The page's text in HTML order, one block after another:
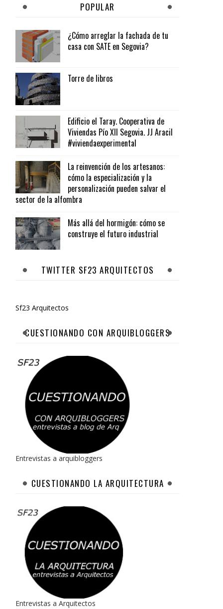
POPULAR
¿Cómo arreglar la fachada de tu
casa con SATE en Segovia?
Torre de libros
Edificio el Taray. Cooperativa de
Viviendas Pío XII Segovia. JJ Aracil
#viviendaexperimental
La reinvención de los artesanos:
cómo la especialización y la
personalización pueden salvar el
sector de la alfombra
Más allá del hormigón: cómo se
construye el futuro industrial
TWITTER SF23 ARQUITECTOS
Sf23 Arquitectos
CUESTIONANDO CON ARQUIBLOGGERS
Entrevistas a arquibloggers
CUESTIONANDO LA ARQUITECTURA
Entrevistas a Arquitectos